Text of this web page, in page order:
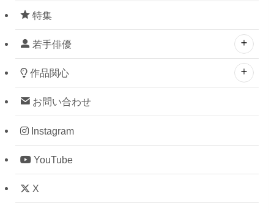
特集
若手俳優
作品関心
お問い合わせ
Instagram
YouTube
X